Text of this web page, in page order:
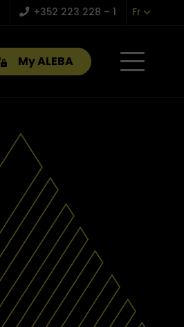
+352 223 228 – 1 Fr
My ALEBA